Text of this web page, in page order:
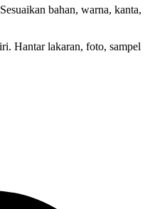
Sesuaikan bahan, warna, kanta,
Hantar lakaran, foto, sampel